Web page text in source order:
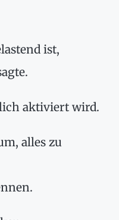
ist,
aktiviert wird.
alles zu